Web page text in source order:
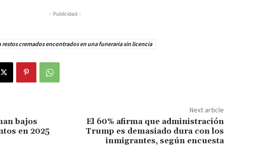
- Publicidad -
restos cremados encontrados en una funeraria sin licencia
bajos
en 2025
Next article
El 60% afirma que administración
Trump es demasiado dura con los
inmigrantes, según encuesta